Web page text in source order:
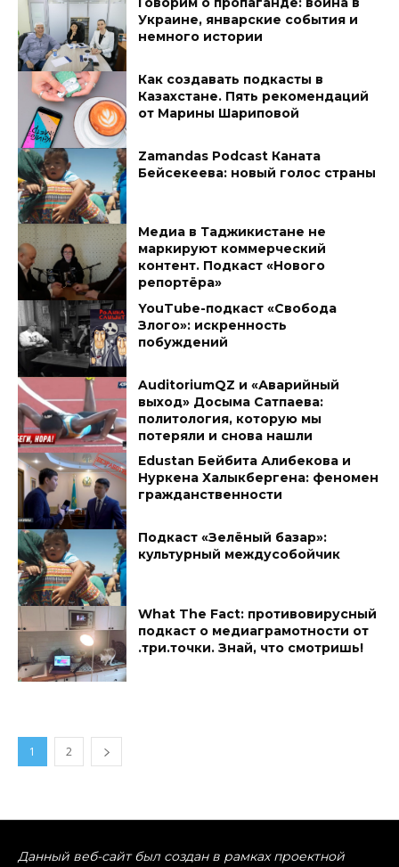
Украине, январские события и
немного истории
Как создавать подкасты в
Казахстане. Пять рекомендаций
от Марины Шариповой
Zamandas Podcast Каната
Бейсекеева: новый голос страны
Медиа в Таджикистане не
маркируют коммерческий
контент. Подкаст «Нового
репортёра»
YouTube-подкаст «Свобода
Злого»: искренность
побуждений
AuditoriumQZ и «Аварийный
выход» Досыма Сатпаева:
политология, которую мы
потеряли и снова нашли
Edustan Бейбита Алибекова и
Нуркена Халыкбергена: феномен
гражданственности
Подкаст «Зелёный базар»:
культурный междусобойчик
What The Fact: противовирусный
подкаст о медиаграмотности от
.три.точки. Знай, что смотришь!
1 2
Данный веб-сайт был создан в рамках проектной